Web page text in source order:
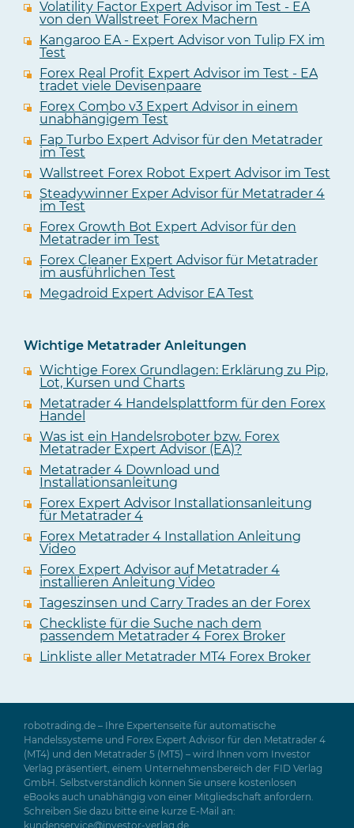
Volatility Factor Expert Advisor im Test - EA
von den Wallstreet Forex Machern
Kangaroo EA - Expert Advisor von Tulip FX im
Test
Forex Real Profit Expert Advisor im Test - EA
tradet viele Devisenpaare
Forex Combo v3 Expert Advisor in einem
unabhängigem Test
Fap Turbo Expert Advisor für den Metatrader
im Test
Wallstreet Forex Robot Expert Advisor im Test
Steadywinner Exper Advisor für Metatrader 4
im Test
Forex Growth Bot Expert Advisor für den
Metatrader im Test
Forex Cleaner Expert Advisor für Metatrader
im ausführlichen Test
Megadroid Expert Advisor EA Test
Wichtige Metatrader Anleitungen
Wichtige Forex Grundlagen: Erklärung zu Pip,
Lot, Kursen und Charts
Metatrader 4 Handelsplattform für den Forex
Handel
Was ist ein Handelsroboter bzw. Forex
Metatrader Expert Advisor (EA)?
Metatrader 4 Download und
Installationsanleitung
Forex Expert Advisor Installationsanleitung
für Metatrader 4
Forex Metatrader 4 Installation Anleitung
Video
Forex Expert Advisor auf Metatrader 4
installieren Anleitung Video
Tageszinsen und Carry Trades an der Forex
Checkliste für die Suche nach dem
passendem Metatrader 4 Forex Broker
Linkliste aller Metatrader MT4 Forex Broker
robotrading.de – Ihre Expertenseite für automatische
Handelssysteme und Forex Expert Advisor für den Metatrader 4
(MT4) und den Metatrader 5 (MT5) – wird Ihnen vom Investor
Verlag präsentiert, einem Unternehmensbereich der FID Verlag
GmbH. Selbstverständlich können Sie unsere kostenlosen
eBooks auch unabhängig von einer Mitgliedschaft anfordern.
Schreiben Sie dazu bitte eine kurze E-Mail an:
kundenservice@investor-verlag.de